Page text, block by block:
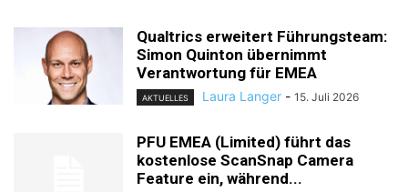
Qualtrics erweitert Führungsteam:
Simon Quinton übernimmt
Verantwortung für EMEA
AKTUELLES Laura Langer - 15. Juli 2026
PFU EMEA (Limited) führt das
kostenlose ScanSnap Camera
Feature ein, während...